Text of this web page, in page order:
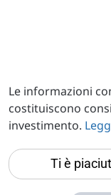
Le informazioni
costituiscono
investimento.
Ti è